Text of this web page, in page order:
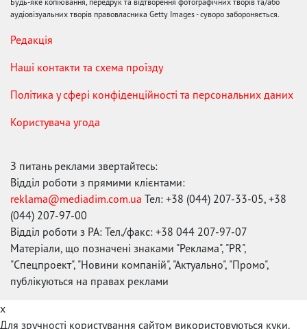
аудіовізуальних творів правовласника Getty Images - суворо забороняється.
Редакція
Наші контакти та схема проїзду
Політика у сфері конфіденційності та персональних даних
Користувача угода
З питань реклами звертайтесь:
Відділ роботи з прямими клієнтами:
reklama@mediadim.com.ua Тел: +38 (044) 207-33-05, +38
(044) 207-97-00
Відділ роботи з РА: Тел./факс: +38 044 207-97-07
Матеріали, що позначені знаками "Реклама", "PR",
"Спецпроект", "Новини компаній", "Актуально", "Промо",
публікуються на правах реклами
x
Для зручності користування сайтом використовуються куки.